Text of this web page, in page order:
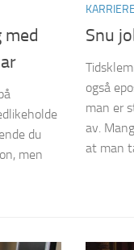
med
du
men
Snu
også
man er
av.
at man